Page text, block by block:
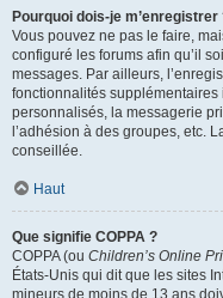
Pourquoi dois-je m’enregistrer
Vous pouvez ne pas le faire,
configuré les forums afin qu’il
messages. Par ailleurs,
fonctionnalités
personnalisés, la messagerie
l’adhésion à des groupes, etc.
conseillée.
Haut
Que signifie COPPA ?
COPPA (ou Children’s Online
États-Unis qui dit que les sites
mineurs de moins de 13 ans